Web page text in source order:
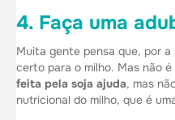
4. Faça uma
Muita gente pensa que, por
certo para o milho. Mas não é
feita pela soja ajuda, mas
nutricional do milho, que é